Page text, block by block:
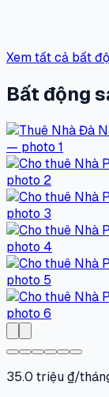
Xem tất cả bất
Bất động
35.0 triệu ₫/